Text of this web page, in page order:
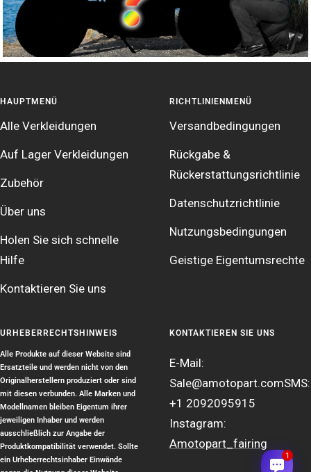
HAUPTMENÜ
Alle Verkleidungen
Auf Lager Verkleidungen
Zubehör
Über uns
Holen Sie sich schnelle
Hilfe
Kontaktieren Sie uns
RICHTLINIENMENÜ
Versandbedingungen
Rückgabe &
Rückerstattungsrichtlinie
Datenschutzrichtlinie
Nutzungsbedingungen
Geistige Eigentumsrechte
URHEBERRECHTSHINWEIS
Alle Produkte auf dieser Website sind
Ersatzteile und werden nicht von den
Originalherstellern produziert oder sind
mit diesen verbunden. Alle Marken und
Modellnamen bleiben Eigentum ihrer
jeweiligen Inhaber und werden
ausschließlich zur Angabe der
Produktkompatibilität verwendet. Sollte
ein Urheberrechtsinhaber Einwände
KONTAKTIEREN SIE UNS
E-Mail:
Sale@amotopart.comSMS:
+1 2092095915
Instagram:
Amotopart_fairing
1